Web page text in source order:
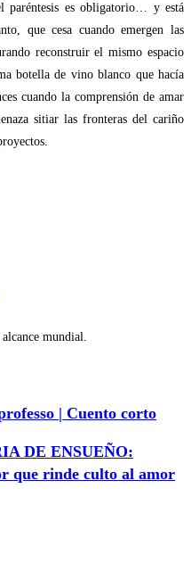
paréntesis es obligatorio… y está
que cesa cuando emergen las
reconstruir el mismo espacio
botella de vino blanco que hacía
cuando la comprensión de amar
sitiar las fronteras del cariño
mundial.
| Cuento corto
DE ENSUEÑO:
que rinde culto al amor